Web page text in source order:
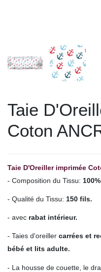
Taie
Coton
Taie D'Oreiller imprimée
- Composition du Tissu:
- Qualité du Tissu: 150 fils.
- avec rabat intérieur.
- Taies d'oreiller carrées et
bébé et lits adulte.
- La housse de couette, le